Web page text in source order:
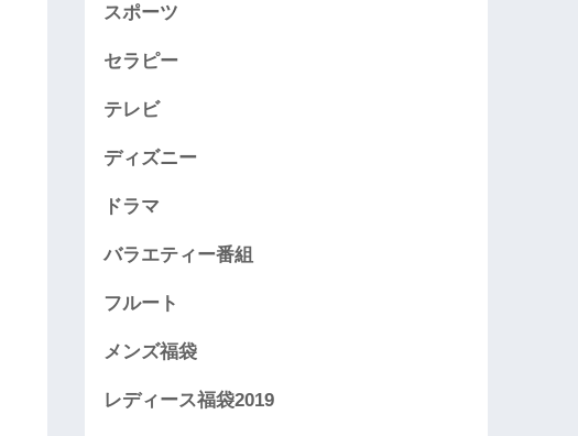
スポーツ
セラピー
テレビ
ディズニー
ドラマ
バラエティー番組
フルート
メンズ福袋
レディース福袋2019